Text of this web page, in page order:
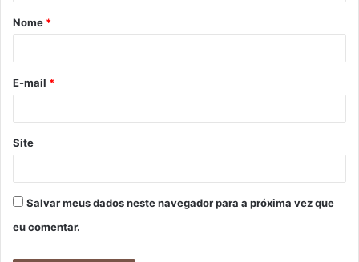
r
*
Nome *
E-mail *
Site
Salvar meus dados neste navegador para a próxima vez que
eu comentar.